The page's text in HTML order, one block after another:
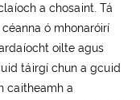
a chosaint. Tá
ó mhonaróirí
oilte agus
táirgí chun a gcuid
caitheamh a